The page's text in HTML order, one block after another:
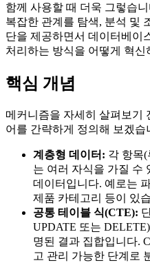
함께 사용할 때 더욱 그렇습
복잡한 관계를 탐색, 분석 및
단을 제공하면서 데이터베이
처리하는 방식을 어떻게 혁신
핵심 개념
메커니즘을 자세히 살펴보기
어를 간략하게 정의해 보겠습
계층형 데이터: 각 항목
는 여러 자식을 가질 수
데이터입니다. 예로는
제품 카테고리 등이 있
공통 테이블 식(CTE):
UPDATE 또는
명된 결과 집합입니다.
고 관리 가능한 단계로